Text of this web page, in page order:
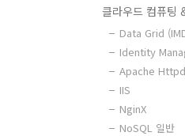
클라우드 컴퓨팅
Data Grid
Identity
Apache Httpd
IIS
NginX
NoSQL 일반